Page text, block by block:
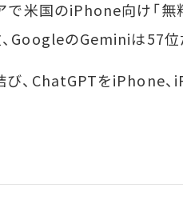
米国のiPhone向け「無
GoogleのGeminiは57位
、ChatGPTをiPhone、